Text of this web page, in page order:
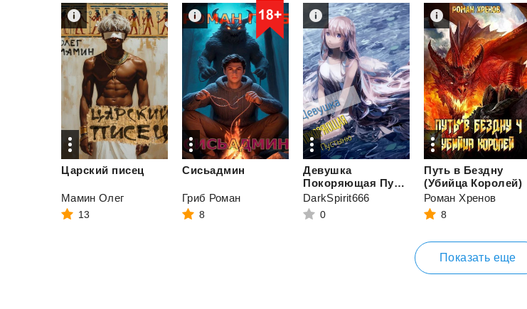
Царский писец
Мамин Олег
13
Сисьадмин
Гриб Роман
8
Девушка
Покоряющая Пустыню
DarkSpirit666
0
Путь в Бездну
(Убийца Королей)
Роман Хренов
8
Показать еще